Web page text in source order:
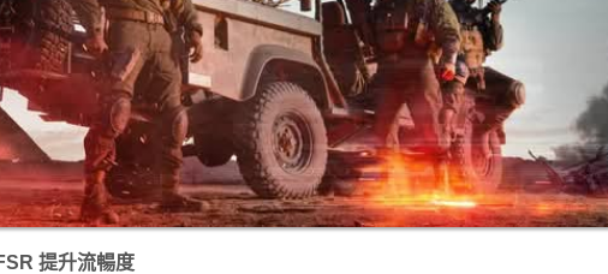
提升流暢度